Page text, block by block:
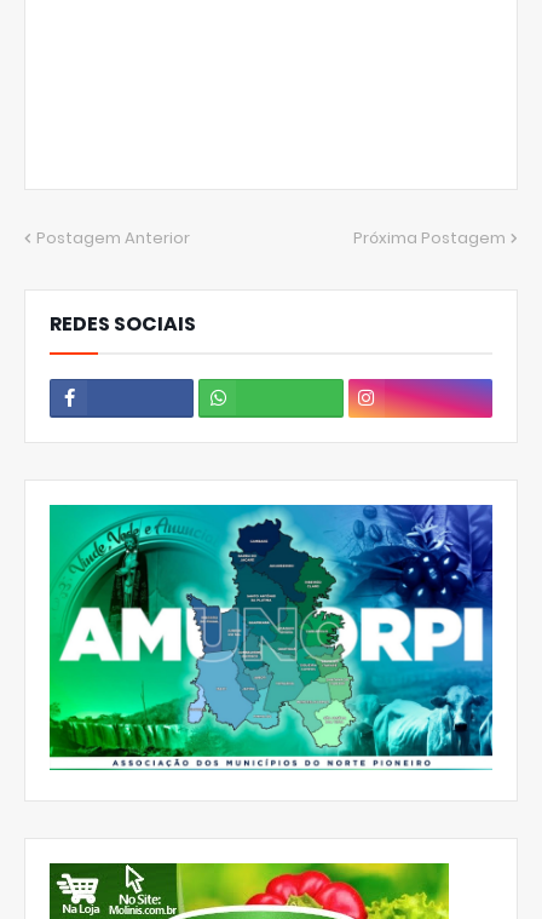
Postagem Anterior Próxima Postagem
REDES SOCIAIS